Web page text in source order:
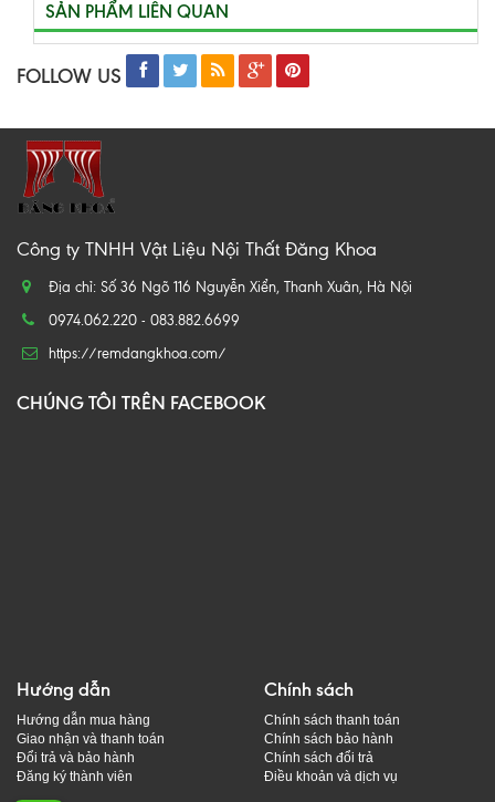
SẢN PHẨM LIÊN QUAN
FOLLOW US
Công ty TNHH Vật Liệu Nội Thất Đăng Khoa
Địa chỉ: Số 36 Ngõ 116 Nguyễn Xiển, Thanh Xuân, Hà Nội
0974.062.220 - 083.882.6699
https://remdangkhoa.com/
CHÚNG TÔI TRÊN FACEBOOK
Hướng dẫn
Hướng dẫn mua hàng
Giao nhận và thanh toán
Đổi trả và bảo hành
Đăng ký thành viên
Chính sách
Chính sách thanh toán
Chính sách bảo hành
Chính sách đổi trả
Điều khoản và dịch vụ